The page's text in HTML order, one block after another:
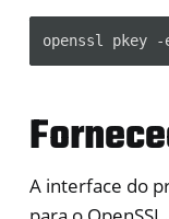
openssl pkey -
A interface do